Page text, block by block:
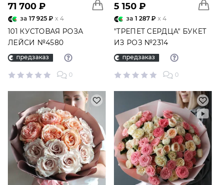
71 700 ₽
за 17 925 ₽ x 4
101 КУСТОВАЯ РОЗА
ЛЕЙСИ №4580
предзаказ
0
5 150 ₽
за 1 287 ₽ x 4
"ТРЕПЕТ СЕРДЦА" БУКЕТ
ИЗ РОЗ №2314
предзаказ
0